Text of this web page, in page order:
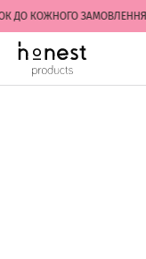
ДО КОЖНОГО ЗАМОВЛЕННЯ